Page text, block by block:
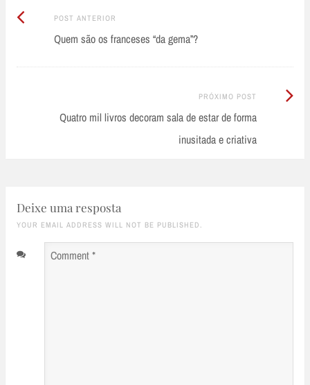
Post
navigation
POST ANTERIOR
Anterior:
Quem são os franceses “da gema”?
PRÓXIMO POST
Quatro mil livros decoram sala de estar de forma
inusitada e criativa
Próximo
Deixe uma resposta
YOUR EMAIL ADDRESS WILL NOT BE PUBLISHED.
Comment